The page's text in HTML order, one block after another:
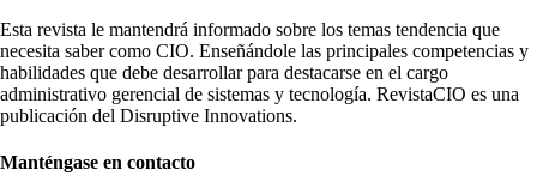
Esta revista le mantendrá informado sobre los temas tendencia que
necesita saber como CIO. Enseñándole las principales competencias y
habilidades que debe desarrollar para destacarse en el cargo
administrativo gerencial de sistemas y tecnología. RevistaCIO es una
publicación del Disruptive Innovations.
Manténgase en contacto